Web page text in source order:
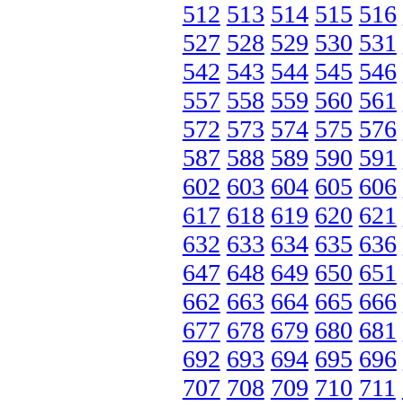
512 513 514 515 516
527 528 529 530 531
542 543 544 545 546
557 558 559 560 561
572 573 574 575 576
587 588 589 590 591
602 603 604 605 606
617 618 619 620 621
632 633 634 635 636
647 648 649 650 651
662 663 664 665 666
677 678 679 680 681
692 693 694 695 696
707 708 709 710 711